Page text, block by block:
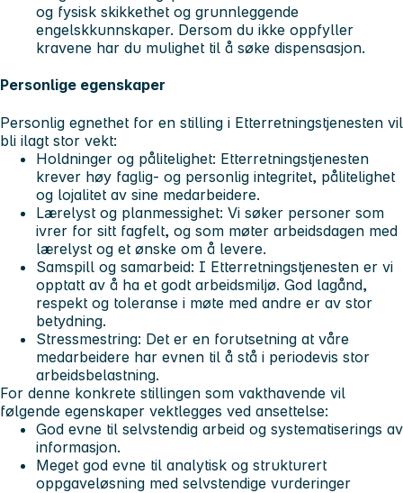
og fysisk skikkethet og grunnleggende
engelskkunnskaper. Dersom du ikke oppfyller
kravene har du mulighet til å søke dispensasjon.
Personlige egenskaper
Personlig egnethet for en stilling i Etterretningstjenesten vil
bli ilagt stor vekt:
Holdninger og pålitelighet: Etterretningstjenesten
krever høy faglig- og personlig integritet, pålitelighet
og lojalitet av sine medarbeidere.
Lærelyst og planmessighet: Vi søker personer som
ivrer for sitt fagfelt, og som møter arbeidsdagen med
lærelyst og et ønske om å levere.
Samspill og samarbeid: I Etterretningstjenesten er vi
opptatt av å ha et godt arbeidsmiljø. God lagånd,
respekt og toleranse i møte med andre er av stor
betydning.
Stressmestring: Det er en forutsetning at våre
medarbeidere har evnen til å stå i periodevis stor
arbeidsbelastning.
For denne konkrete stillingen som vakthavende vil
følgende egenskaper vektlegges ved ansettelse:
God evne til selvstendig arbeid og systematiserings av
informasjon.
Meget god evne til analytisk og strukturert
oppgaveløsning med selvstendige vurderinger